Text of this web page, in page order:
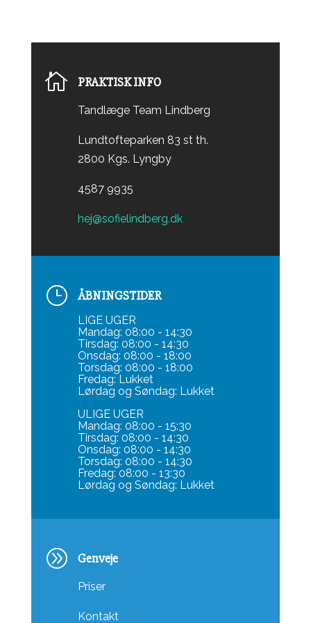
 PRAKTISK INFO
Tandlæge Team Lindberg
Lundtofteparken 83 st th.
2800 Kgs. Lyngby
4587 9935
hej@sofielindberg.dk
} ÅBNINGSTIDER
LIGE UGER
Mandag: 08:00 - 14:30
Tirsdag: 08:00 - 14:30
Onsdag: 08:00 - 18:00
Torsdag: 08:00 - 18:00
Fredag: Lukket
Lørdag og Søndag: Lukket
ULIGE UGER
Mandag: 08:00 - 15:30
Tirsdag: 08:00 - 14:30
Onsdag: 08:00 - 14:30
Torsdag: 08:00 - 14:30
Fredag: 08:00 - 13:30
Lørdag og Søndag: Lukket
A Genveje
Priser
Kontakt